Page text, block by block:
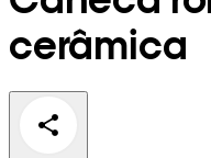
cerâmica